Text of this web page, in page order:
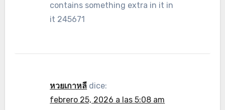
contains something extra in it in
it 245671
หวยเกาหลี dice:
febrero 25, 2026 a las 5:08 am